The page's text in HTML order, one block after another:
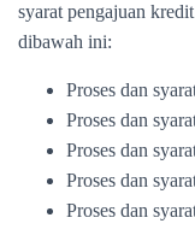
syarat pengajuan
dibawah ini:
Proses dan
Proses dan
Proses dan
Proses dan
Proses dan